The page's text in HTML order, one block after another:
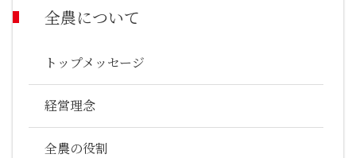
全農について
トップメッセージ
経営理念
全農の役割